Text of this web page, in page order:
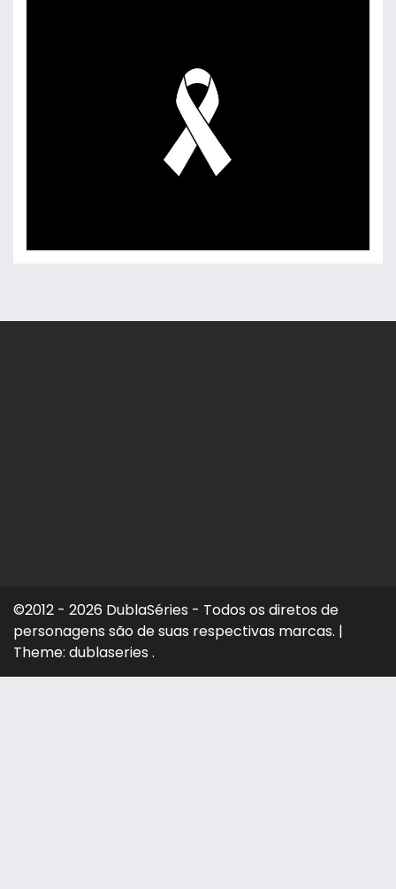
©2012 - 2026 DublaSéries - Todos os diretos de
personagens são de suas respectivas marcas. |
Theme: dublaseries .